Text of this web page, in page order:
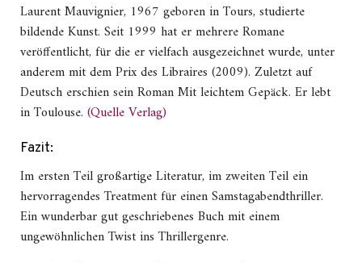
Laurent Mauvignier, 1967 geboren in Tours, studierte
bildende Kunst. Seit 1999 hat er mehrere Romane
veröffentlicht, für die er vielfach ausgezeichnet wurde, unter
anderem mit dem Prix des Libraires (2009). Zuletzt auf
Deutsch erschien sein Roman Mit leichtem Gepäck. Er lebt
in Toulouse. (Quelle Verlag)
Fazit:
Im ersten Teil großartige Literatur, im zweiten Teil ein
hervorragendes Treatment für einen Samstagabendthriller.
Ein wunderbar gut geschriebenes Buch mit einem
ungewöhnlichen Twist ins Thrillergenre.